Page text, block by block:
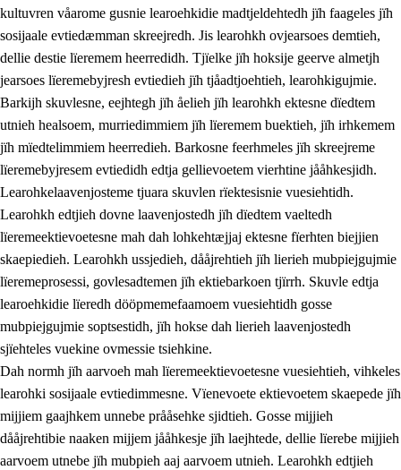
3. Prinsihph skuvlen rïektesisnie
3.1 Feerhmeles lïeremebyjrese
3.2 Ööhpehtimmie jïh sjïehtedamme lïerehtimmie
3.3 Gåetie jïh skuvle laavenjostoeh
3.4 Lïerehtimmie learoesïeltesne jïh barkoejielemisnie
3.5 Profesjonsektievoete jïh skuvleevtiedimmie
kultuvren våarome gusnie learoehkidie madtjeldehtedh jïh faageles jïh
sosijaale evtiedæmman skreejredh. Jis learohkh ovjearsoes demtieh,
dellie destie lïeremem heerredidh. Tjïelke jïh hoksije geerve almetjh
jearsoes lïeremebyjresh evtiedieh jïh tjåadtjoehtieh, learohkigujmie.
Barkijh skuvlesne, eejhtegh jïh åelieh jïh learohkh ektesne dïedtem
utnieh healsoem, murriedimmiem jïh lïeremem buektieh, jïh irhkemem
jïh mïedtelimmiem heerredieh. Barkosne feerhmeles jïh skreejreme
lïeremebyjresem evtiedidh edtja gellievoetem vierhtine jååhkesjidh.
Learohkelaavenjosteme tjuara skuvlen rïektesisnie vuesiehtidh.
Learohkh edtjieh dovne laavenjostedh jïh dïedtem vaeltedh
lïeremeektievoetesne mah dah lohkehtæjjaj ektesne fïerhten biejjien
skaepiedieh. Learohkh ussjedieh, dååjrehtieh jïh lierieh mubpiejgujmie
lïeremeprosessi, govlesadtemen jïh ektiebarkoen tjïrrh. Skuvle edtja
learoehkidie lïeredh dööpmemefaamoem vuesiehtidh gosse
mubpiejgujmie soptsestidh, jïh hokse dah lierieh laavenjostedh
sjïehteles vuekine ovmessie tsiehkine.
Dah normh jïh aarvoeh mah lïeremeektievoetesne vuesiehtieh, vihkeles
learohki sosijaale evtiedimmesne. Vïenevoete ektievoetem skaepede jïh
mijjiem gaajhkem unnebe prååsehke sjidtieh. Gosse mijjieh
dååjrehtibie naaken mijjem jååhkesje jïh laejhtede, dellie lïerebe mijjieh
aarvoem utnebe jïh mubpieh aaj aarvoem utnieh. Learohkh edtjieh